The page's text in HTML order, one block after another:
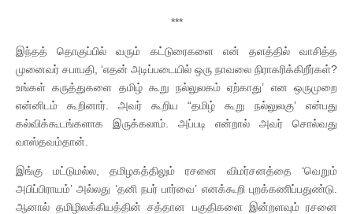
***
இந்தத் தொகுப்பில் வரும் கட்டுரைகளை என் தளத்தில் வாசித்த
முனைவர் சபாபதி, ‘எதன் அடிப்படையில் ஒரு நாவலை நிராகரிக்கிறீர்கள்?
உங்கள் கருத்துகளை தமிழ் கூறு நல்லுலகம் ஏற்காது’ என ஒருமுறை
என்னிடம் கூறினார். அவர் கூறிய “தமிழ் கூறு நல்லுலகு’ என்பது
கல்விக்கூடங்களாக இருக்கலாம். அப்படி என்றால் அவர் சொல்வது
வாஸ்தவம்தான்.
இங்கு மட்டுமல்ல, தமிழகத்திலும் ரசனை விமர்சனத்தை ‘வெறும்
அபிப்பிராயம்’ அல்லது ‘தனி நபர் பார்வை’ எனக்கூறி புறக்கணிப்பதுண்டு.
ஆனால் தமிழிலக்கியத்தின் சத்தான பகுதிகளை இன்றளவும் ரசனை